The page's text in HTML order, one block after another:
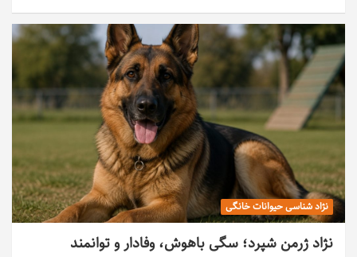
نژاد شناسی حیوانات خانگی
نژاد ژرمن شپرد؛ سگی باهوش، وفادار و توانمند